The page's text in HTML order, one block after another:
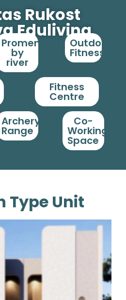
Rukost
Eduliving
Promenade
by
river
Outdoor
Fitness
Fitness
Centre
Archery
Range
Co-
Working
Space
Type Unit